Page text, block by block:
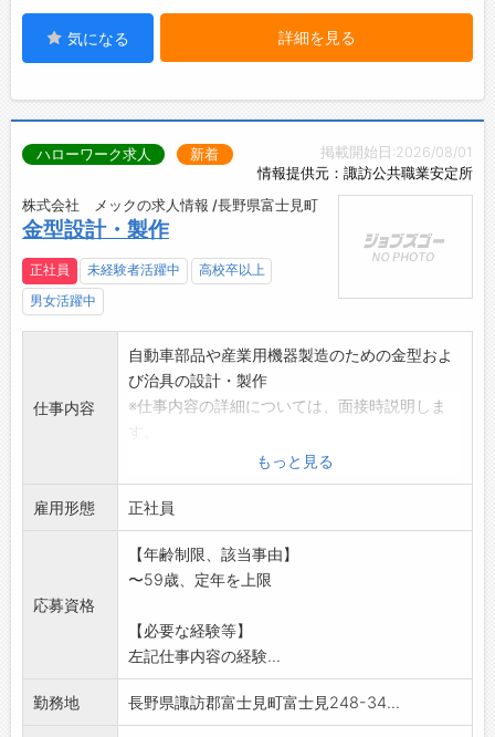
気になる 詳細を見る
掲載開始日:2026/08/01
情報提供元：諏訪公共職業安定所
ハローワーク求人 新着
株式会社 メックの求人情報 /長野県富士見町
金型設計・製作
正社員 未経験者活躍中
高校卒以上
男女活躍中
仕事内容
自動車部品や産業用機器製造のための金型およ
び治具の設計・製作
※仕事内容の詳細については、面接時説明しま
※工作機械の操作経験がある方、歓迎します。
変更範囲:会社の定める業務
もっと見る
雇用形態 正社員
応募資格
【年齢制限、該当事由】
〜59歳、定年を上限
【必要な経験等】
左記仕事内容の経験...
勤務地 長野県諏訪郡富士見町富士見248-34...